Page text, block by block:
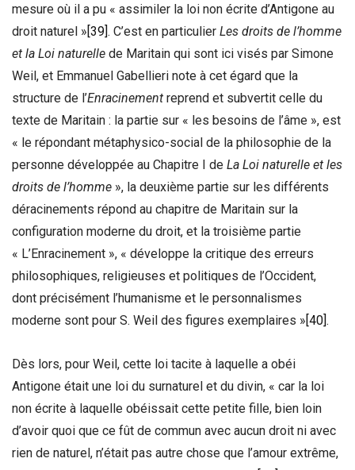
mesure où il a pu « assimiler la loi non écrite d’Antigone au
droit naturel »[39]. C’est en particulier Les droits de l’homme
et la Loi naturelle de Maritain qui sont ici visés par Simone
Weil, et Emmanuel Gabellieri note à cet égard que la
structure de l’Enracinement reprend et subvertit celle du
texte de Maritain : la partie sur « les besoins de l’âme », est
« le répondant métaphysico-social de la philosophie de la
personne développée au Chapitre I de La Loi naturelle et les
droits de l’homme », la deuxième partie sur les différents
déracinements répond au chapitre de Maritain sur la
configuration moderne du droit, et la troisième partie
« L’Enracinement », « développe la critique des erreurs
philosophiques, religieuses et politiques de l’Occident,
dont précisément l’humanisme et le personnalismes
moderne sont pour S. Weil des figures exemplaires »[40].
Dès lors, pour Weil, cette loi tacite à laquelle a obéi
Antigone était une loi du surnaturel et du divin, « car la loi
non écrite à laquelle obéissait cette petite fille, bien loin
d’avoir quoi que ce fût de commun avec aucun droit ni avec
rien de naturel, n’était pas autre chose que l’amour extrême,